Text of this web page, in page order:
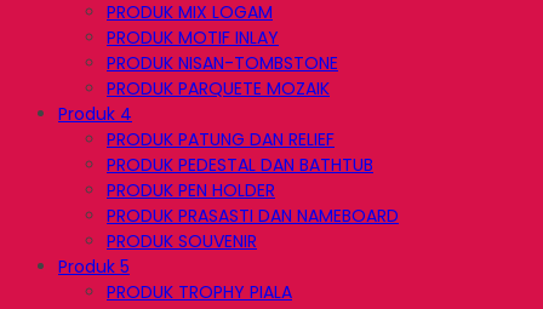
PRODUK MIX LOGAM
PRODUK MOTIF INLAY
PRODUK NISAN-TOMBSTONE
PRODUK PARQUETE MOZAIK
Produk 4
PRODUK PATUNG DAN RELIEF
PRODUK PEDESTAL DAN BATHTUB
PRODUK PEN HOLDER
PRODUK PRASASTI DAN NAMEBOARD
PRODUK SOUVENIR
Produk 5
PRODUK TROPHY PIALA